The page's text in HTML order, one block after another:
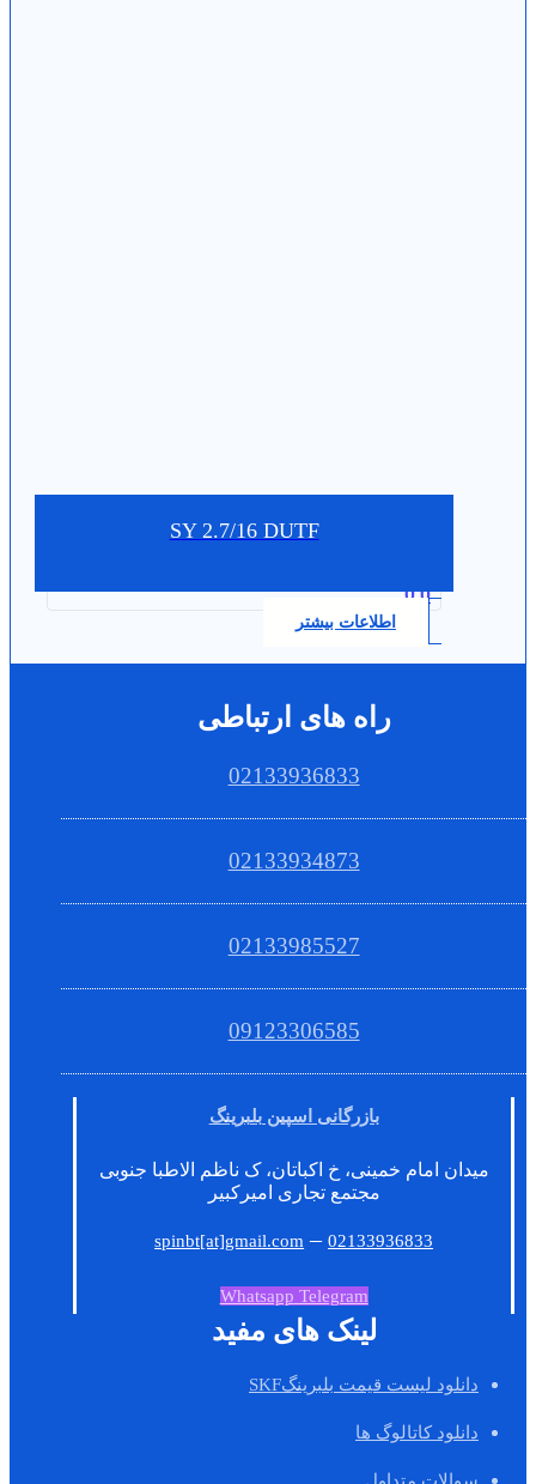
SY 2.7/16 DUTF
0.0
اطلاعات بیشتر
راه های ارتباطی
02133936833
02133934873
02133985527
09123306585
بازرگانی اسپین بلبرینگ
میدان امام خمینی، خ اکباتان، ک ناظم الاطبا جنوبی
مجتمع تجاری امیرکبیر
spinbt[at]gmail.com –02133936833
Whatsapp Telegram
لینک های مفید
دانلود لیست قیمت بلبرینگSKF
دانلود کاتالوگ ها